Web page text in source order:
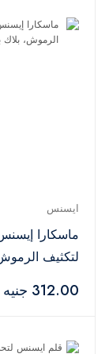
ايسنس
ماسكارا
لتكثيف
312.00 جنيه